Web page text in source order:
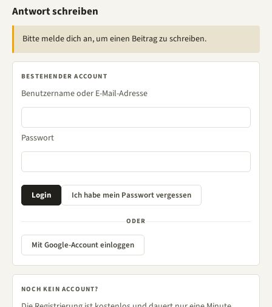
Antwort schreiben
Bitte melde dich an, um einen Beitrag zu schreiben.
BESTEHENDER ACCOUNT
Benutzername oder E-Mail-Adresse
Passwort
ODER
Mit Google-Account einloggen
NOCH KEIN ACCOUNT?